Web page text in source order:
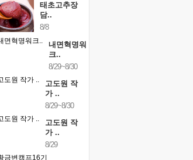
태초고추장
담..
8/8
내면혁명워
크..
8/29~8/30
고도원 작
가 ..
8/29~8/30
고도원 작
가 ..
8/29